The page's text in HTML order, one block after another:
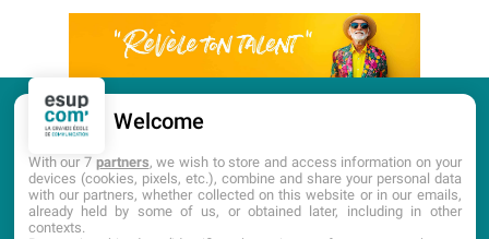
CANDIDATURE PORTES OUVERTES
DOCUMENTATION
Welcome
With our 7 partners, we wish to store and access information on your
devices (cookies, pixels, etc.), combine and share your personal data
with our partners, whether collected on this website or in our emails,
already held by some of us, or obtained later, including in other
contexts.